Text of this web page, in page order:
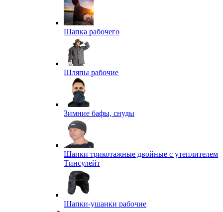
Шапка рабочего
Шляпы рабочие
Зимние бафы, снуды
Шапки трикотажные двойные с утеплителем
Тинсулейт
Шапки-ушанки рабочие